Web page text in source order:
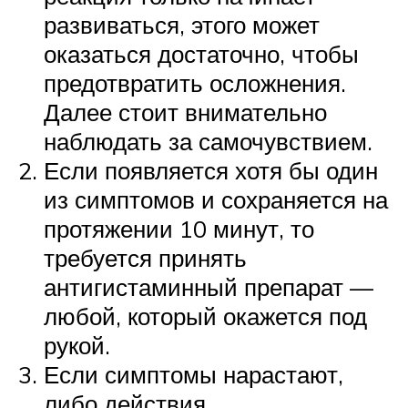
развиваться, этого может
оказаться достаточно, чтобы
предотвратить осложнения.
Далее стоит внимательно
наблюдать за самочувствием.
Если появляется хотя бы один
из симптомов и сохраняется на
протяжении 10 минут, то
требуется принять
антигистаминный препарат —
любой, который окажется под
рукой.
Если симптомы нарастают,